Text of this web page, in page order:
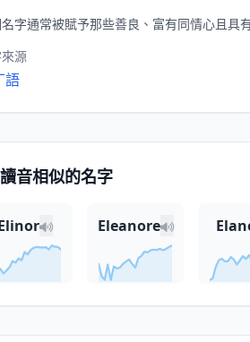
字通常被賦予那些善良、富有同情心且具
源
語
讀音相似的名字
Eleanore